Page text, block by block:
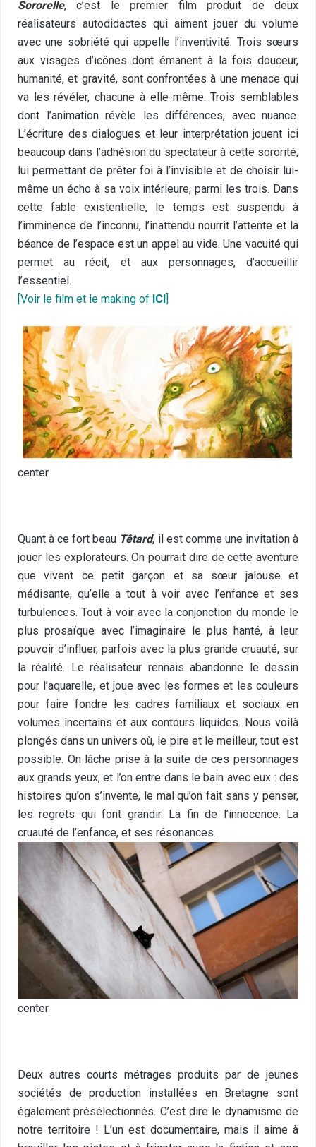
Sororelle, c’est le premier film produit de deux
réalisateurs autodidactes qui aiment jouer du volume
avec une sobriété qui appelle l’inventivité. Trois sœurs
aux visages d’icônes dont émanent à la fois douceur,
humanité, et gravité, sont confrontées à une menace qui
va les révéler, chacune à elle-même. Trois semblables
dont l’animation révèle les différences, avec nuance.
L’écriture des dialogues et leur interprétation jouent ici
beaucoup dans l’adhésion du spectateur à cette sororité,
lui permettant de prêter foi à l’invisible et de choisir lui-
même un écho à sa voix intérieure, parmi les trois. Dans
cette fable existentielle, le temps est suspendu à
l’imminence de l’inconnu, l’inattendu nourrit l’attente et la
béance de l’espace est un appel au vide. Une vacuité qui
permet au récit, et aux personnages, d’accueillir
l’essentiel.
[Voir le film et le making of ICI]
center
Quant à ce fort beau Têtard, il est comme une invitation à
jouer les explorateurs. On pourrait dire de cette aventure
que vivent ce petit garçon et sa sœur jalouse et
médisante, qu’elle a tout à voir avec l’enfance et ses
turbulences. Tout à voir avec la conjonction du monde le
plus prosaïque avec l’imaginaire le plus hanté, à leur
pouvoir d’influer, parfois avec la plus grande cruauté, sur
la réalité. Le réalisateur rennais abandonne le dessin
pour l’aquarelle, et joue avec les formes et les couleurs
pour faire fondre les cadres familiaux et sociaux en
volumes incertains et aux contours liquides. Nous voilà
plongés dans un univers où, le pire et le meilleur, tout est
possible. On lâche prise à la suite de ces personnages
aux grands yeux, et l’on entre dans le bain avec eux : des
histoires qu’on s’invente, le mal qu’on fait sans y penser,
les regrets qui font grandir. La fin de l’innocence. La
cruauté de l’enfance, et ses résonances.
center
Deux autres courts métrages produits par de jeunes
sociétés de production installées en Bretagne sont
également présélectionnés. C’est dire le dynamisme de
notre territoire ! L’un est documentaire, mais il aime à